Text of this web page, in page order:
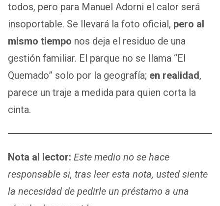
todos, pero para Manuel Adorni el calor será
insoportable. Se llevará la foto oficial, pero al
mismo tiempo nos deja el residuo de una
gestión familiar. El parque no se llama “El
Quemado” solo por la geografía; en realidad,
parece un traje a medida para quien corta la
cinta.
Nota al lector: Este medio no se hace
responsable si, tras leer esta nota, usted siente
la necesidad de pedirle un préstamo a una